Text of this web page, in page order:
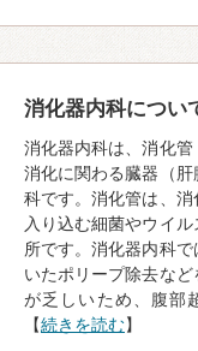
消化器内科につい
消化器内科は、消化管
消化に関わる臓器（
科です。消化管は、
入り込む細菌やウイ
所です。消化器内科
いたポリープ除去な
が乏しいため、腹部
【続きを読む】